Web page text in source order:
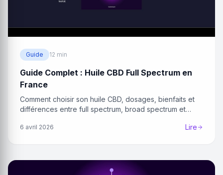
Guide 12 min
Guide Complet : Huile CBD Full Spectrum en
France
Comment choisir son huile CBD, dosages, bienfaits et
différences entre full spectrum, broad spectrum et
6 avril 2026 Lire